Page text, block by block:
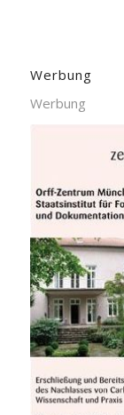
Werbung
Werbung